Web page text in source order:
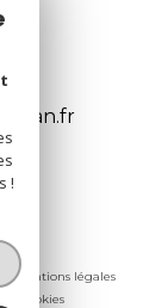
Mentions légales
Cookies
!